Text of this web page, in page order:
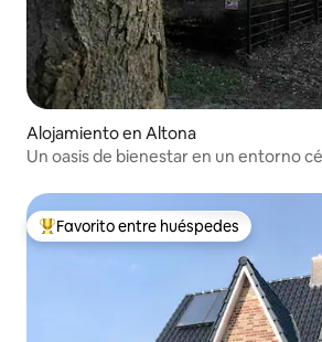
Alojamiento en Altona
Un oasis de bienestar en un entorno
Favorito entre huéspedes preferido
Favorito entre huéspedes